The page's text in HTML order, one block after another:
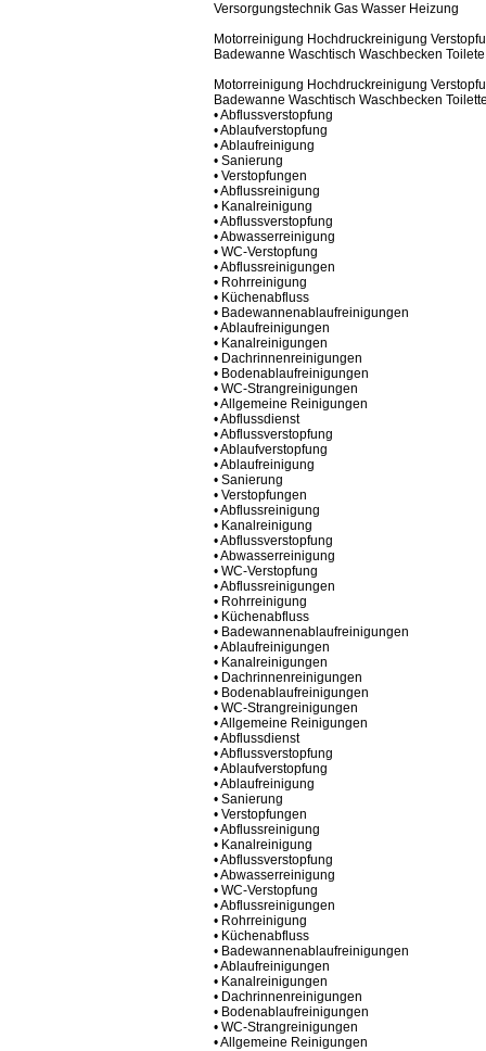
Versorgungstechnik Gas Wasser Heizung
Motorreinigung Hochdruckreinigung
Badewanne Waschtisch Waschbecken Toilete
Motorreinigung Hochdruckreinigung
Badewanne Waschtisch Waschbecken
• Abflussverstopfung
• Ablaufverstopfung
• Ablaufreinigung
• Sanierung
• Verstopfungen
• Abflussreinigung
• Kanalreinigung
• Abflussverstopfung
• Abwasserreinigung
• WC-Verstopfung
• Abflussreinigungen
• Rohrreinigung
• Küchenabfluss
• Badewannenablaufreinigungen
• Ablaufreinigungen
• Kanalreinigungen
• Dachrinnenreinigungen
• Bodenablaufreinigungen
• WC-Strangreinigungen
• Allgemeine Reinigungen
• Abflussdienst
• Abflussverstopfung
• Ablaufverstopfung
• Ablaufreinigung
• Sanierung
• Verstopfungen
• Abflussreinigung
• Kanalreinigung
• Abflussverstopfung
• Abwasserreinigung
• WC-Verstopfung
• Abflussreinigungen
• Rohrreinigung
• Küchenabfluss
• Badewannenablaufreinigungen
• Ablaufreinigungen
• Kanalreinigungen
• Dachrinnenreinigungen
• Bodenablaufreinigungen
• WC-Strangreinigungen
• Allgemeine Reinigungen
• Abflussdienst
• Abflussverstopfung
• Ablaufverstopfung
• Ablaufreinigung
• Sanierung
• Verstopfungen
• Abflussreinigung
• Kanalreinigung
• Abflussverstopfung
• Abwasserreinigung
• WC-Verstopfung
• Abflussreinigungen
• Rohrreinigung
• Küchenabfluss
• Badewannenablaufreinigungen
• Ablaufreinigungen
• Kanalreinigungen
• Dachrinnenreinigungen
• Bodenablaufreinigungen
• WC-Strangreinigungen
• Allgemeine Reinigungen